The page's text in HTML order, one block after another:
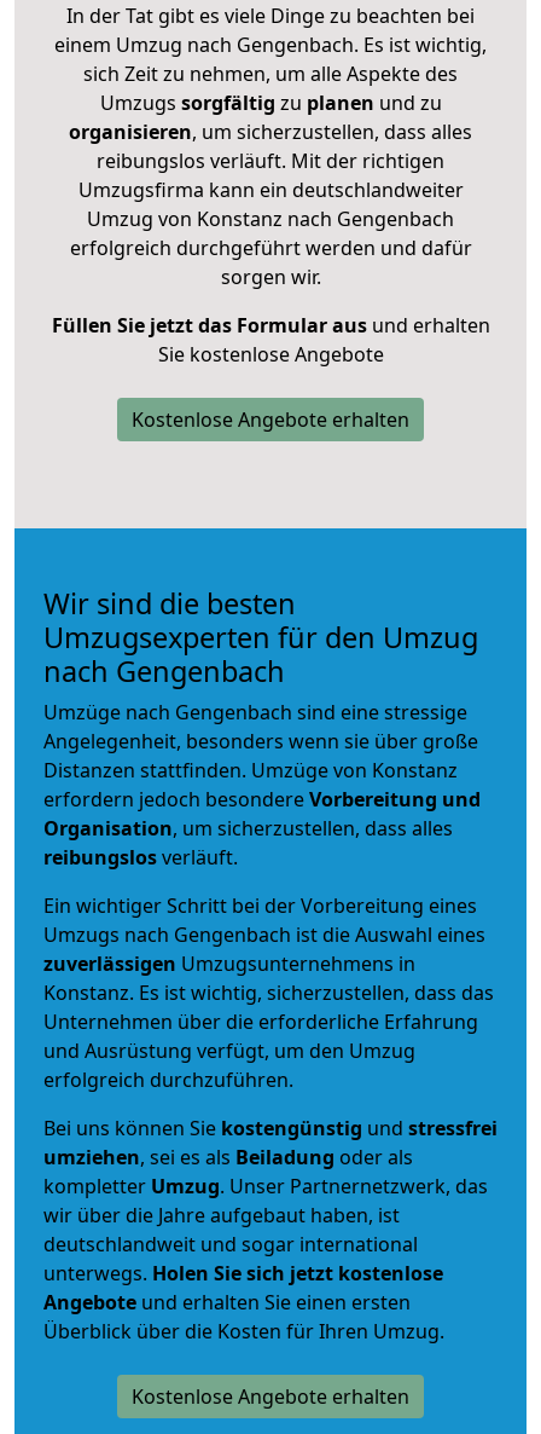
In der Tat gibt es viele Dinge zu beachten bei
einem Umzug nach Gengenbach. Es ist wichtig,
sich Zeit zu nehmen, um alle Aspekte des
Umzugs sorgfältig zu planen und zu
organisieren, um sicherzustellen, dass alles
reibungslos verläuft. Mit der richtigen
Umzugsfirma kann ein deutschlandweiter
Umzug von Konstanz nach Gengenbach
erfolgreich durchgeführt werden und dafür
sorgen wir.
Füllen Sie jetzt das Formular ausund erhalten
Sie kostenlose Angebote
Kostenlose Angebote erhalten
Wir sind die besten
Umzugsexperten für den Umzug
nach Gengenbach
Umzüge nach Gengenbach sind eine stressige
Angelegenheit, besonders wenn sie über große
Distanzen stattfinden. Umzüge von Konstanz
erfordern jedoch besondereVorbereitung und
Organisation, um sicherzustellen, dass alles
reibungslosverläuft.
Ein wichtiger Schritt bei der Vorbereitung eines
Umzugs nach Gengenbach ist die Auswahl eines
zuverlässigen Umzugsunternehmens in
Konstanz. Es ist wichtig, sicherzustellen, dass das
Unternehmen über die erforderliche Erfahrung
und Ausrüstung verfügt, um den Umzug
erfolgreich durchzuführen.
Bei uns können Sie kostengünstig und stressfrei
umziehen, sei es als Beiladung oder als
kompletter Umzug. Unser Partnernetzwerk, das
wir über die Jahre aufgebaut haben, ist
deutschlandweit und sogar international
unterwegs. Holen Sie sich jetzt kostenlose
Angebote und erhalten Sie einen ersten
Überblick über die Kosten für Ihren Umzug.
Kostenlose Angebote erhalten